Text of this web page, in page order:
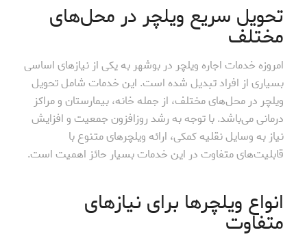
تحویل سریع ویلچر در محل‌های
مختلف
امروزه خدمات اجاره ویلچر در بوشهر به یکی از نیازهای اساسی
بسیاری از افراد تبدیل شده است. این خدمات شامل تحویل
ویلچر در محل‌های مختلف، از جمله خانه، بیمارستان و مراکز
درمانی می‌باشد. با توجه به رشد روزافزون جمعیت و افزایش
نیاز به وسایل نقلیه کمکی، ارائه ویلچرهای متنوع با
قابلیت‌های متفاوت در این خدمات بسیار حائز اهمیت است.
انواع ویلچرها برای نیازهای
متفاوت